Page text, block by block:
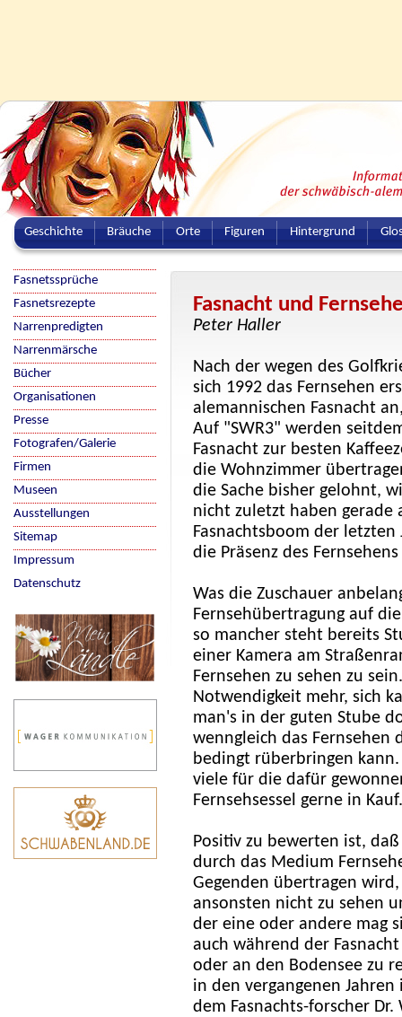
Geschichte Bräuche Orte Figuren Hintergrund
Fasnacht und
Peter Haller
Nach der wegen des
sich 1992 das Fernsehen
alemannischen Fasnacht
Auf "SWR3" werden
Fasnacht zur besten
die Wohnzimmer
die Sache bisher gelohnt,
nicht zuletzt haben gerade
Fasnachtsboom der
die Präsenz des
Was die Zuschauer
Fernsehübertragung auf
so mancher steht bereits
einer Kamera am
Fernsehen zu sehen zu
Notwendigkeit mehr, sich
man's in der guten Stube
wenngleich das Fernsehen
bedingt rüberbringen
viele für die dafür
Fernsehsessel gerne in Kauf.
Positiv zu bewerten ist,
durch das Medium
Gegenden übertragen
ansonsten nicht zu sehen
der eine oder andere mag
auch während der
oder an den Bodensee zu
in den vergangenen
dem Fasnachts-forscher
Fasnetssprüche
Fasnetsrezepte
Narrenpredigten
Narrenmärsche
Bücher
Organisationen
Presse
Fotografen/Galerie
Firmen
Museen
Ausstellungen
Sitemap
Impressum
Datenschutz